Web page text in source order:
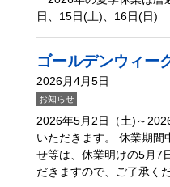
日、15日(土)、16日(日)
ゴールデンウィー
2026月4月5日
お知らせ
2026年5月2日（土)～
いただきます。 休業期間
せ等は、休業明けの5月7
だきますので、ご了承く